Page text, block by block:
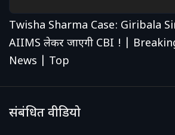
Twisha Sharma Case: Giribala
AIIMS लेकर जाएगी CBI ! |
News | Top
संबंधित वीडियो